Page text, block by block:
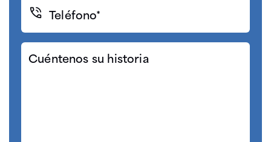
Teléfono*
(Required)
Cuéntenos
su